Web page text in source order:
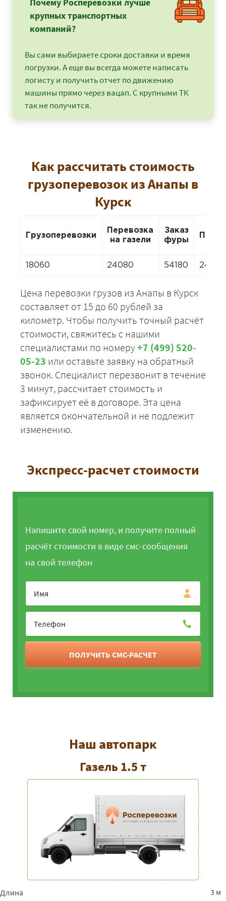
Почему Росперевозки лучше
крупных транспортных
компаний?
Вы сами выбираете сроки доставки и время
погрузки. А еще вы всегда можете написать
логисту и получить отчет по движению
машины прямо через вацап. С крупными ТК
так не получится.
Как рассчитать стоимость
грузоперевозок из Анапы в
Курск
Грузоперевозки
Перевозка
на газели
Заказ
фуры
18060 24080 54180 24080
Цена перевозки грузов из Анапы в Курск
составляет от 15 до 60 рублей за
километр. Чтобы получить точный расчёт
стоимости, свяжитесь с нашими
специалистами по номеру+7 (499) 520-
05-23 или оставьте заявку на обратный
звонок. Специалист перезвонит в течение
3 минут, рассчитает стоимость и
зафиксирует её в договоре. Эта цена
является окончательной и не подлежит
изменению.
Экспресс-расчет стоимости
Напишите свой номер, и получите полный
расчёт стоимости в виде смс-сообщения
на свой телефон
ПОЛУЧИТЬ СМС-РАСЧЕТ
Наш автопарк
Газель 1.5 т
Длина 3 м